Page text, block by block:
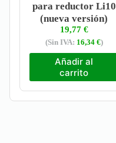
para reductor Li10
(nueva versión)
19,77 €
(Sin IVA: 16,34 €)
Añadir al
carrito